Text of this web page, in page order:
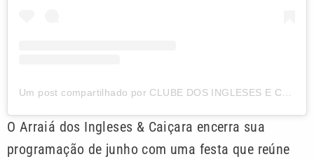
O Arraiá dos Ingleses & Caiçara encerra sua
programação de junho com uma festa que reúne